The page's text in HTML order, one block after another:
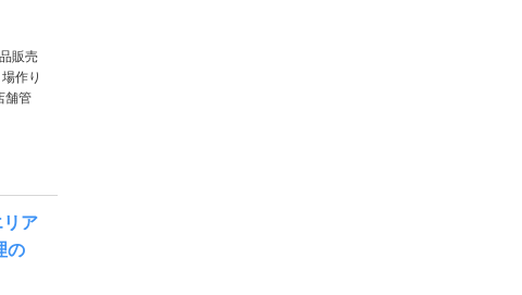
販売
作り
舗管
リア
の